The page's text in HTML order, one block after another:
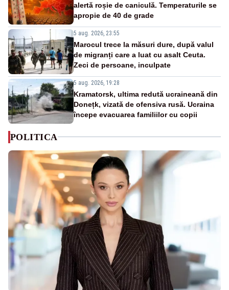
alertă roșie de caniculă. Temperaturile se
apropie de 40 de grade
5 aug. 2026, 23:55
Marocul trece la măsuri dure, după valul
de migranți care a luat cu asalt Ceuta.
Zeci de persoane, inculpate
5 aug. 2026, 19:28
Kramatorsk, ultima redută ucraineană din
Donețk, vizată de ofensiva rusă. Ucraina
începe evacuarea familiilor cu copii
POLITICA